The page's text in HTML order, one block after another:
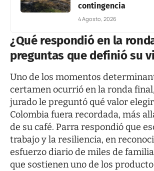
contingencia
4 Agosto, 2026
¿Qué respondió en la
preguntas que definió su
Uno de los momentos
certamen ocurrió en la ronda
jurado le preguntó qué valor
Colombia fuera recordada, más
de su café. Parra respondió que
trabajo y la resiliencia, en
esfuerzo diario de miles de
que sostienen uno de los